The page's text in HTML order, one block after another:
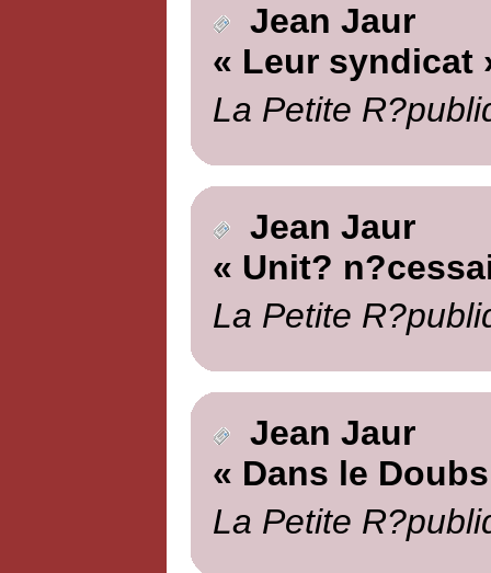
Jean Jaur
« Leur syndicat
La Petite
Jean Jaur
« Unit?
La Petite
Jean Jaur
« Dans le
La Petite